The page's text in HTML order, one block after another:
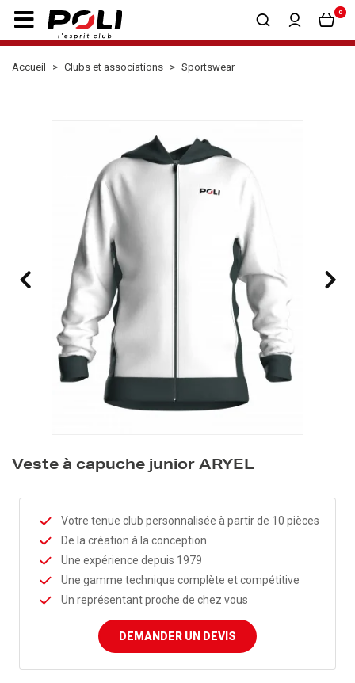
0
Accueil Clubs et associations Sportswear
Veste à capuche junior ARYEL
Votre tenue club personnalisée à partir de 10 pièces
De la création à la conception
Une expérience depuis 1979
Une gamme technique complète et compétitive
Un représentant proche de chez vous
DEMANDER UN DEVIS